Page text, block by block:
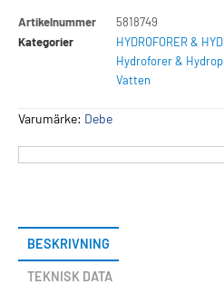
Artikelnummer
5818749
Kategorier
HYDROFORER &
Hydroforer &
Vatten
Varumärke: Debe
BESKRIVNING
TEKNISK DATA